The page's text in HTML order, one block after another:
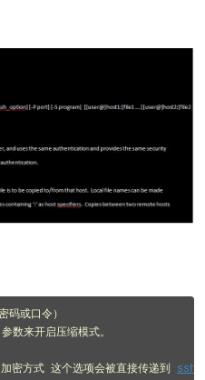
或口令）
来开启压缩模式。
密方式 这个选项会被直接传递到
ssh